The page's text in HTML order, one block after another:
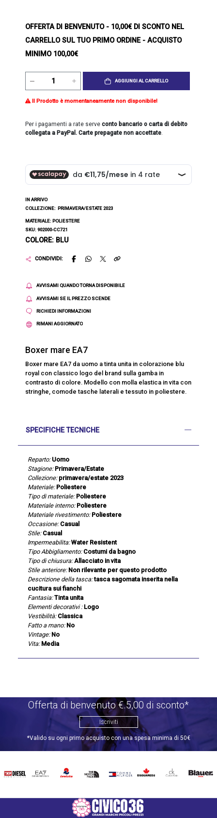
OFFERTA DI BENVENUTO- 10,00€ DI SCONTO NEL
CARRELLO SUL TUO PRIMO ORDINE - ACQUISTO
MINIMO 100,00€
AGGIUNGI AL CARRELLO
Il Prodotto è momentaneamente non disponibile!
Per i pagamenti a rate serveconto bancario o carta di debito
collegata a PayPal. Carte prepagate non accettate.
IN ARRIVO
COLLEZIONE: PRIMAVERA/ESTATE 2023
MATERIALE: POLIESTERE
SKU: 902000-CC721
COLORE: BLU
CONDIVIDI:
AVVISAMI QUANDO TORNA DISPONIBILE
AVVISAMI SE IL PREZZO SCENDE
RICHIEDI INFORMAZIONI
RIMANI AGGIORNATO
Boxer mare EA7
Boxer mare EA7 da uomo a tinta unita in colorazione blu
royal con classico logo del brand sulla gamba in
contrasto di colore. Modello con molla elastica in vita con
stringhe, comode tasche laterali e tessuto in poliestere.
SPECIFICHE TECNICHE
Reparto: Uomo
Stagione: Primavera/Estate
Collezione: primavera/estate 2023
Materiale: Poliestere
Tipo di materiale: Poliestere
Materiale interno: Poliestere
Materiale rivestimento: Poliestere
Occasione: Casual
Stile: Casual
Impermeabilita: Water Resistent
Tipo Abbigliamento: Costumi da bagno
Tipo di chiusura: Allacciato in vita
Stile anteriore: Non rilevante per questo prodotto
Descrizione della tasca: tasca sagomata inserita nella
cucitura sui fianchi
Fantasia: Tinta unita
Elementi decorativi : Logo
Vestibilità: Classica
Fatto a mano: No
Vintage: No
Vita: Media
Offerta di benvenuto €.5,00 di sconto*
Iscriviti
*Valido su ogni primo acquisto con una spesa minima di 50€
DIESEL EA7 INVICTATHE
TOMMY
DSQUARED2
CALVIN BLAUER